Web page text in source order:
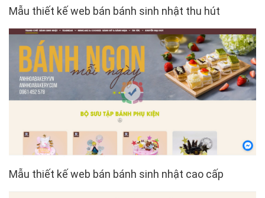
Mẫu thiết kế web bán bánh sinh nhật thu hút
Mẫu thiết kế web bán bánh sinh nhật cao cấp